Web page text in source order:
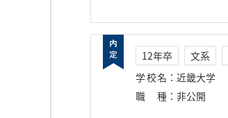
12年卒 文系
学校名 ： 近畿大学
職種 ： 非公開